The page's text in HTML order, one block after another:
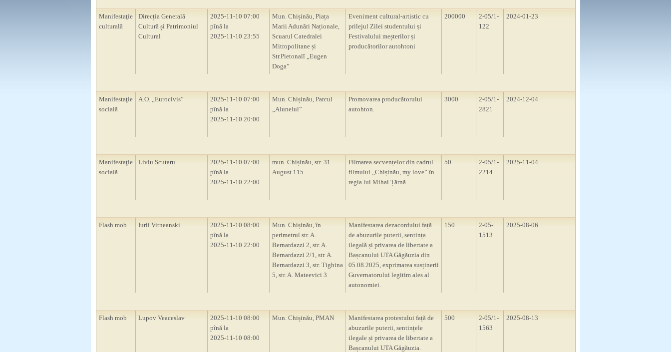
Manifestaţie
culturală
Direcția Generală
Cultură și Patrimoniul
Cultural
2025-11-10 07:00
pînă la
2025-11-10 23:55
Mun. Chișinău, Piața
Marii Adunări Naționale,
Scuarul Catedralei
Mitropolitane și
Str.Pietonalî „Eugen
Doga”
Eveniment cultural-artistic cu
prilejul Zilei studentului și
Festivalului meșterilor și
producătorilor autohtoni
200000
2-05/1-
122
2024-01-23
Manifestaţie
socială
A.O. „Eurocivis”
2025-11-10 07:00
pînă la
2025-11-10 20:00
Mun. Chișinău, Parcul
„Alunelul”
Promovarea producătorului
autohton.
3000
2-05/1-
2821
2024-12-04
Manifestaţie
socială
Liviu Scutaru
2025-11-10 07:00
pînă la
2025-11-10 22:00
mun. Chișinău, str. 31
August 115
Filmarea secvențelor din cadrul
filmului ,,Chișinău, my love” în
regia lui Mihai Țărnă
50
2-05/1-
2214
2025-11-04
Flash mob Iurii Vitneanski
2025-11-10 08:00
pînă la
2025-11-10 22:00
Mun. Chișinău, în
perimetrul str. A.
Bernardazzi 2, str. A.
Bernardazzi 2/1, str. A.
Bernardazzi 3, str. Tighina
5, str. A. Mateevici 3
Manifestarea dezacordului față
de abuzurile puterii, sentința
ilegală și privarea de libertate a
Bașcanului UTA Găgăuzia din
05.08.2025, exprimarea susținerii
Guvernatorului legitim ales al
autonomiei.
150
2-05-
1513
2025-08-06
Flash mob Lupov Veaceslav
2025-11-10 08:00
pînă la
2025-11-10 08:00
Mun. Chișinău, PMAN
Manifestarea protestului față de
abuzurile puterii, sentințele
ilegale și privarea de libertate a
Bașcanului UTA Găgăuzia.
500
2-05/1-
1563
2025-08-13